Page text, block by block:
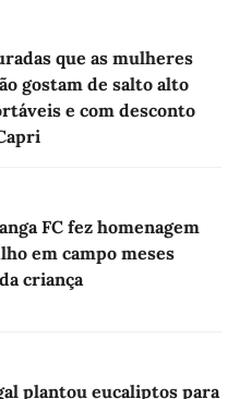
que as mulheres
gostam de salto alto
e com desconto
FC fez homenagem
em campo meses
criança
plantou eucaliptos para